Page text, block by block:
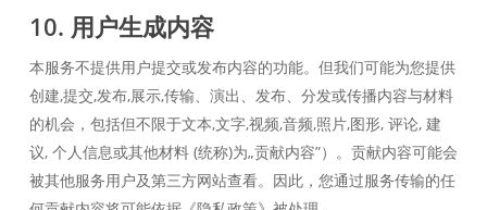
10. 用户生成内容
本服务不提供用户提交或发布内容的功能。但我们可能为您提供
创建,提交,发布,展示,传输、演出、发布、分发或传播内容与材料
的机会，包括但不限于文本,文字,视频,音频,照片,图形, 评论, 建
议, 个人信息或其他材料 (统称)为„贡献内容”）。贡献内容可能会
被其他服务用户及第三方网站查看。因此，您通过服务传输的任